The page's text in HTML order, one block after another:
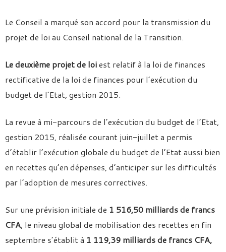
Le Conseil a marqué son accord pour la transmission du
projet de loi au Conseil national de la Transition.
Le deuxième projet de loiest relatif à la loi de finances
rectificative de la loi de finances pour l’exécution du
budget de l’Etat, gestion 2015.
La revue à mi-parcours de l’exécution du budget de l’Etat,
gestion 2015, réalisée courant juin-juillet a permis
d’établir l’exécution globale du budget de l’Etat aussi bien
en recettes qu’en dépenses, d’anticiper sur les difficultés
par l’adoption de mesures correctives.
Sur une prévision initiale de 1 516,50 milliards de francs
CFA, le niveau global de mobilisation des recettes en fin
septembre s’établit à 1 119,39 milliards de francs CFA,